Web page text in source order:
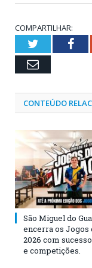
COMPARTILHAR:
Twitter
Email
CONTEÚDO
São Miguel do
encerra os Jogos
2026 com
e competições.